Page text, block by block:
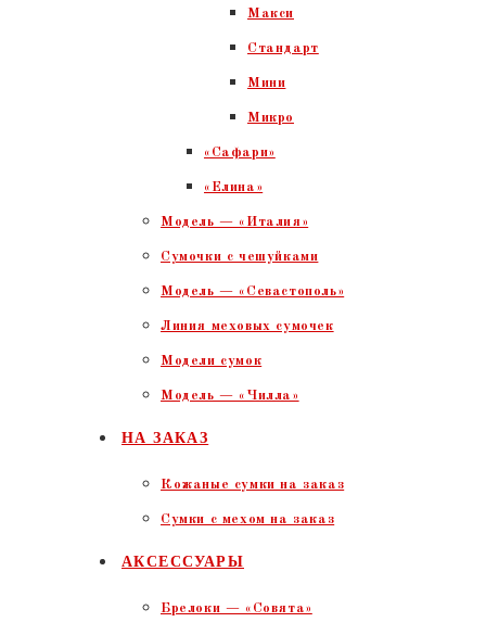
Макси
Стандарт
Мини
Микро
«Сафари»
«Елина»
Модель — «Италия»
Сумочки с чешуйками
Модель — «Севастополь»
Линия меховых сумочек
Модели сумок
Модель — «Чилла»
НА ЗАКАЗ
Кожаные сумки на заказ
Сумки с мехом на заказ
АКСЕССУАРЫ
Брелоки — «Совята»